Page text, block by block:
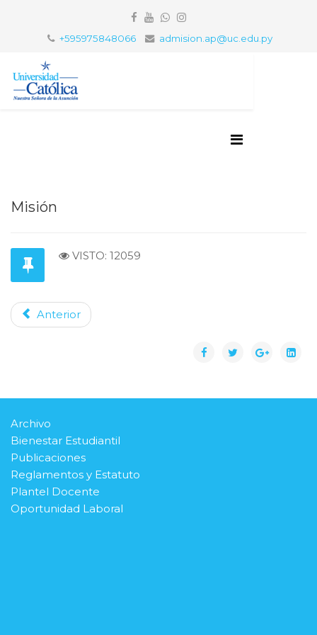
+595975848066 admision.ap@uc.edu.py
Misión
VISTO: 12059
Anterior
Archivo
Bienestar Estudiantil
Publicaciones
Reglamentos y Estatuto
Plantel Docente
Oportunidad Laboral